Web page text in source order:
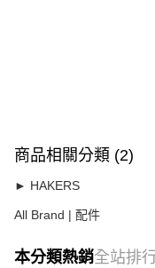
商品相關分類 (2)
► HAKERS
All Brand | 配件
本分類熱銷全站排